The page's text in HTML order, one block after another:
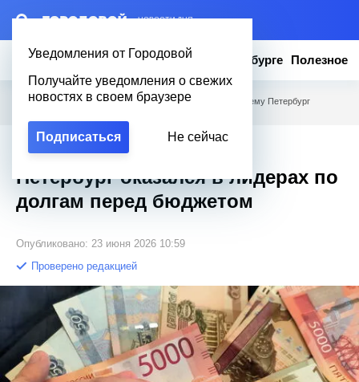
– НОВОСТИ ДНЯ
Уведомления от Городовой
Получайте уведомления о свежих
новостях в своем браузере
Подписаться Не сейчас
Новости Эксклюзив Вопросы о Петербурге Полезное
Городовой Новости Петербурга / Налоговая яма: Почему Петербург
Налоговая яма: Почему
Петербург оказался в лидерах по
долгам перед бюджетом
Опубликовано: 23 июня 2026 10:59
Проверено редакцией